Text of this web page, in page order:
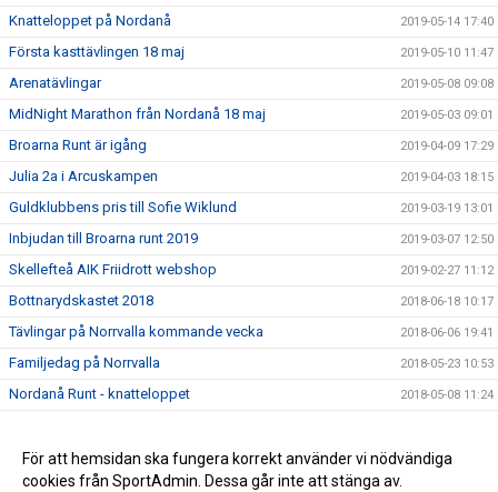
Knatteloppet på Nordanå 2019-05-14 17:40
Första kasttävlingen 18 maj 2019-05-10 11:47
Arenatävlingar 2019-05-08 09:08
MidNight Marathon från Nordanå 18 maj 2019-05-03 09:01
Broarna Runt är igång 2019-04-09 17:29
Julia 2a i Arcuskampen 2019-04-03 18:15
Guldklubbens pris till Sofie Wiklund 2019-03-19 13:01
Inbjudan till Broarna runt 2019 2019-03-07 12:50
Skellefteå AIK Friidrott webshop 2019-02-27 11:12
Bottnarydskastet 2018 2018-06-18 10:17
Tävlingar på Norrvalla kommande vecka 2018-06-06 19:41
Familjedag på Norrvalla 2018-05-23 10:53
Nordanå Runt - knatteloppet 2018-05-08 11:24
Nybörjarträning i vår 2018-02-19 12:00
Årsmöte för SAIK Friidrott 2018-01-25 16:47
För att hemsidan ska fungera korrekt använder vi nödvändiga
cookies från SportAdmin. Dessa går inte att stänga av.